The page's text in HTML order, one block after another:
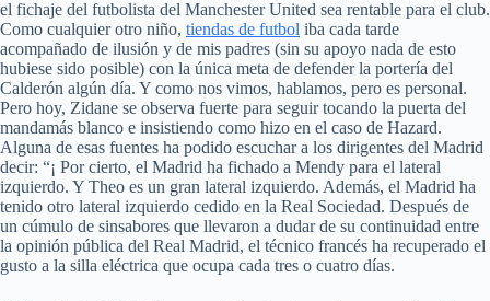
el fichaje del futbolista del Manchester United sea rentable para el club.
Como cualquier otro niño, tiendas de futbol iba cada tarde
acompañado de ilusión y de mis padres (sin su apoyo nada de esto
hubiese sido posible) con la única meta de defender la portería del
Calderón algún día. Y como nos vimos, hablamos, pero es personal.
Pero hoy, Zidane se observa fuerte para seguir tocando la puerta del
mandamás blanco e insistiendo como hizo en el caso de Hazard.
Alguna de esas fuentes ha podido escuchar a los dirigentes del Madrid
decir: “¡ Por cierto, el Madrid ha fichado a Mendy para el lateral
izquierdo. Y Theo es un gran lateral izquierdo. Además, el Madrid ha
tenido otro lateral izquierdo cedido en la Real Sociedad. Después de
un cúmulo de sinsabores que llevaron a dudar de su continuidad entre
la opinión pública del Real Madrid, el técnico francés ha recuperado el
gusto a la silla eléctrica que ocupa cada tres o cuatro días.